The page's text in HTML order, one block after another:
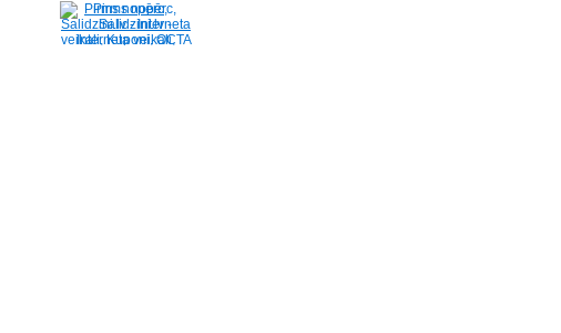
Pirms nopērc,
Salidzini.lv - Interneta
veikali, Kuponi, OCTA